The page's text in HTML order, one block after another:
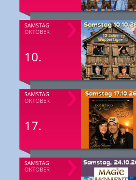
SAMSTAG
OKTOBER
10.
SAMSTAG
OKTOBER
17.
SAMSTAG
OKTOBER